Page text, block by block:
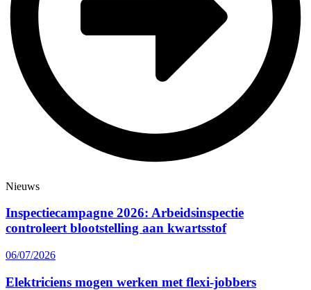
Nieuws
Inspectiecampagne 2026: Arbeidsinspectie
controleert blootstelling aan kwartsstof
06/07/2026
Elektriciens mogen werken met flexi-jobbers